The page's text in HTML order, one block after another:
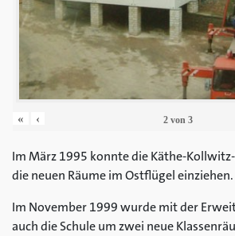
« ‹ 2 von3
Im März 1995 konnte die Käthe-
die neuen Räume im Ostflügel einziehen.
Im November 1999 wurde mit der
auch die Schule um zwei neue